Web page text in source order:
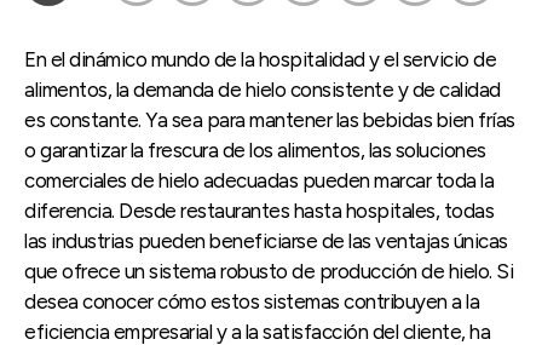
En el dinámico mundo de la hospitalidad y el servicio de
alimentos, la demanda de hielo consistente y de calidad
es constante. Ya sea para mantener las bebidas bien frías
o garantizar la frescura de los alimentos, las soluciones
comerciales de hielo adecuadas pueden marcar toda la
diferencia. Desde restaurantes hasta hospitales, todas
las industrias pueden beneficiarse de las ventajas únicas
que ofrece un sistema robusto de producción de hielo. Si
desea conocer cómo estos sistemas contribuyen a la
eficiencia empresarial y a la satisfacción del cliente, ha